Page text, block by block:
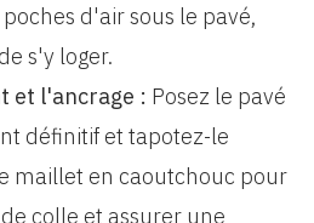
d'air sous le pavé,
s'y loger.
et l'ancrage : Posez le pavé
définitif et tapotez-le
maillet en caoutchouc pour
colle et assurer une